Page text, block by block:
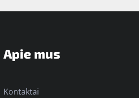
Apie mus
Kontaktai